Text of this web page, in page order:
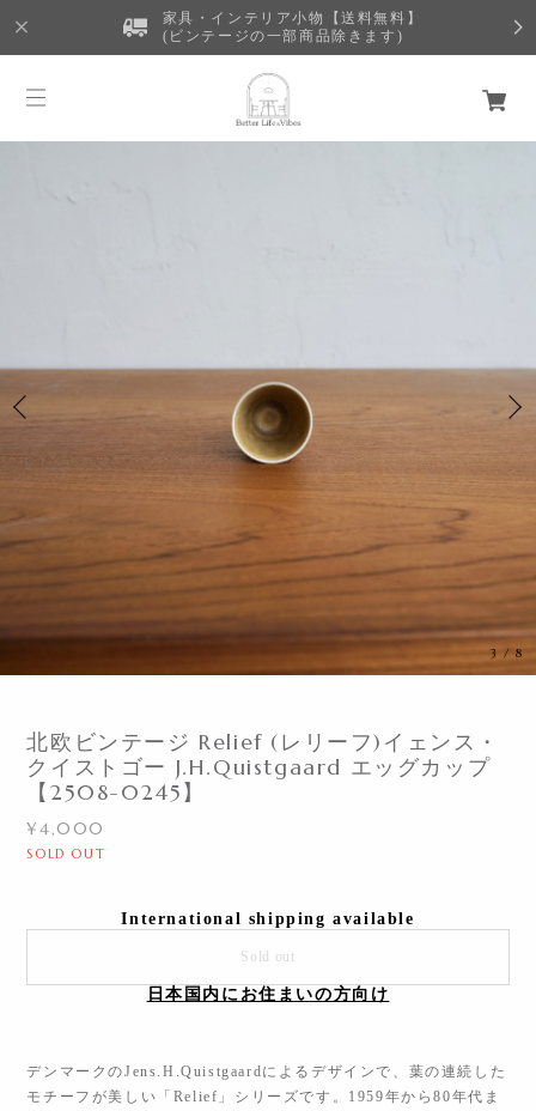
家具・インテリア小物【送料無料】
(ビンテージの一部商品除きます)
3 /8
北欧ビンテージ Relief (レリーフ)イェンス・
クイストゴー J.H.Quistgaard エッグカップ
【2508-0245】
¥4,000
SOLD OUT
International shipping available
Sold out
日本国内にお住まいの方向け
デンマークのJens.H.Quistgaardによるデザインで、葉の連続した
モチーフが美しい「Relief」シリーズです。1959年から80年代ま